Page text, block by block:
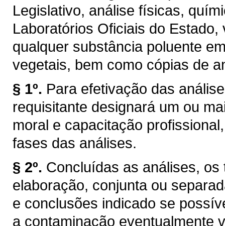
Legislativo, análise físicas,
Laboratórios Oficiais do
qualquer substância poluente
vegetais, bem como cópias de
§ 1º. Para efetivação das
requisitante designará um ou
moral e capacitação
fases das análises.
§ 2º. Concluídas as análises,
elaboração, conjunta ou
e conclusões indicado se
a contaminação eventualmente